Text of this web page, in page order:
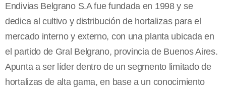
Endivias Belgrano S.A fue fundada en 1998 y se
dedica al cultivo y distribución de hortalizas para el
mercado interno y externo, con una planta ubicada en
el partido de Gral Belgrano, provincia de Buenos Aires.
Apunta a ser líder dentro de un segmento limitado de
hortalizas de alta gama, en base a un conocimiento